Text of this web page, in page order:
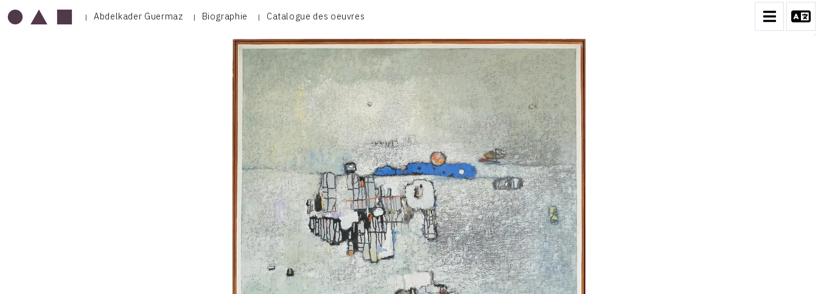
Abdelkader Guermaz Biographie Catalogue des oeuvres
A – RÉALITÉ POÉTIQUE – 1940-1960
B – COMPOSITIONS ABSTRAITES – 1960-1968
C – SILENCE ET LUMIÈRE – 1968-1972
D – PAYSAGISME ABSTRAIT – 1970-1975
E – PAYSAGES SYMBOLIQUES – 1975-1996
DESSINS – GRAVURES – GOUACHES – AQUARELLES
CONTACT